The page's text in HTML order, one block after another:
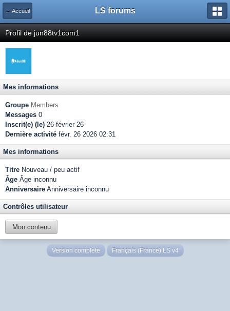
← Accueil LS forums
Profil de jun88tv1com1
Mes informations
Groupe Members
Messages 0
Inscrit(e) (le) 26-février 26
Dernière activité févr. 26 2026 02:31
Mes informations
Titre Nouveau / peu actif
Âge Âge inconnu
Anniversaire Anniversaire inconnu
Contrôles utilisateur
Mon contenu
Version complète Français (France) LS v4